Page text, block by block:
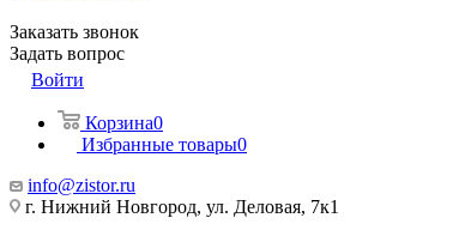
Заказать звонок
Задать вопрос
Войти
Корзина0
Избранные товары0
info@zistor.ru
г. Нижний Новгород, ул. Деловая, 7к1